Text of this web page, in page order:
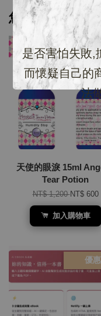
是否害怕失敗,
而懷疑自己的
法
您可能也喜歡
優惠
天使的眼淚 15ml
Tear Potion
NT$ 1,200NT$ 600
加入購物車
優惠